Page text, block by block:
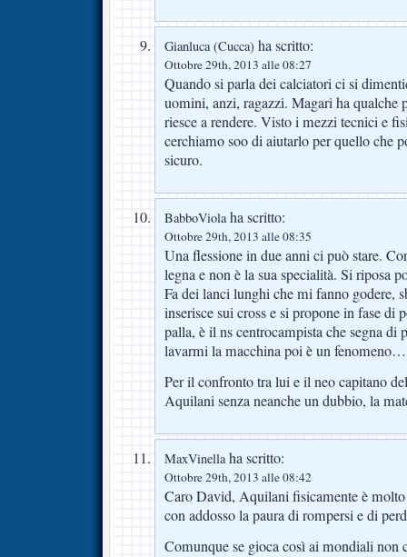
Gianluca (Cucca) ha scritto:
Ottobre 29th, 2013 alle 08:27
Quando si parla dei calciatori ci si
uomini, anzi, ragazzi. Magari ha qualche
riesce a rendere. Visto i mezzi tecnici e
cerchiamo soo di aiutarlo per quello che
sicuro.
BabboViolaha scritto:
Ottobre 29th, 2013 alle 08:35
Una flessione in due anni ci può stare.
legna e non è la sua specialità. Si riposa
Fa dei lanci lunghi che mi fanno godere,
inserisce sui cross e si propone in fase di
palla, è il ns centrocampista che segna
lavarmi la macchina poi è un fenomeno…
Per il confronto tra lui e il neo capitano
Aquilani senza neanche un dubbio, la
MaxVinellaha scritto:
Ottobre 29th, 2013 alle 08:42
Caro David, Aquilani fisicamente è
con addosso la paura di rompersi e di
Comunque se gioca così ai mondiali non